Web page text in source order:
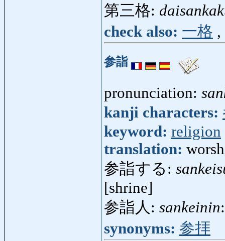
第三格:
check also: 一格 ,
参詣
pronunciation:
kanji characters:
keyword: religion
translation:
参詣する:
[shrine]
参詣人: sankeinin
synonyms: 参拝